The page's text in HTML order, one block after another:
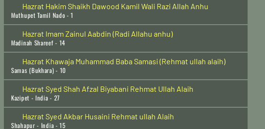
Hazrat Hakim Shaikh Dawood Kamil Wali Razi Allah Anhu
Muthupet Tamil Nado - 1
Hazrat Imam Zainul Aabdin (Radi Allahu anhu)
Madinah Shareef - 14
Hazrat Khawaja Muhammad Baba Samasi (Rehmat ullah alaih)
Samas (Bukhara) - 10
Hazrat Syed Shah Afzal Biyabani Rehmat Ullah Alaih
Kazipet - India - 27
Hazrat Syed Akbar Husaini Rehmat ullah Alaih
Shahapur - India - 15